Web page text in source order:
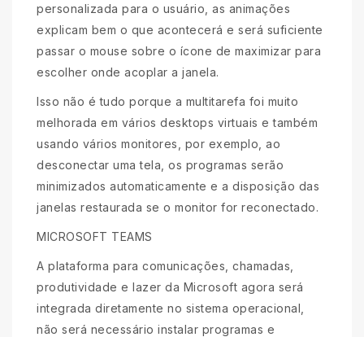
personalizada para o usuário, as animações
explicam bem o que acontecerá e será suficiente
passar o mouse sobre o ícone de maximizar para
escolher onde acoplar a janela.
Isso não é tudo porque a multitarefa foi muito
melhorada em vários desktops virtuais e também
usando vários monitores, por exemplo, ao
desconectar uma tela, os programas serão
minimizados automaticamente e a disposição das
janelas restaurada se o monitor for reconectado.
MICROSOFT TEAMS
A plataforma para comunicações, chamadas,
produtividade e lazer da Microsoft agora será
integrada diretamente no sistema operacional,
não será necessário instalar programas e